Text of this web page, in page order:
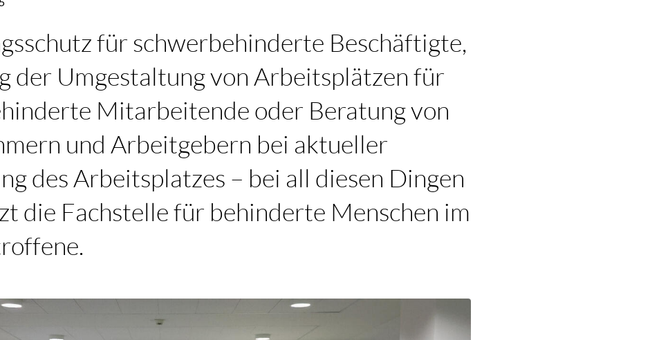
für schwerbehinderte Beschäftigte,
der Umgestaltung von Arbeitsplätzen für
Mitarbeitende oder Beratung von
und Arbeitgebern bei aktueller
des Arbeitsplatzes – bei all diesen Dingen
die Fachstelle für behinderte Menschen im